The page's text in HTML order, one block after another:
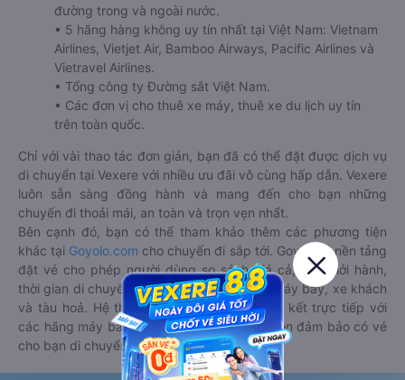
đường trong và ngoài nước.
• 5 hãng hàng không uy tín nhất tại Việt Nam: Vietnam
Airlines, Vietjet Air, Bamboo Airways, Pacific Airlines và
Vietravel Airlines.
• Tổng công ty Đường sắt Việt Nam.
• Các đơn vị cho thuê xe máy, thuê xe du lịch uy tín
trên toàn quốc.
Chỉ với vài thao tác đơn giản, bạn đã có thể đặt được dịch vụ
di chuyển tại Vexere với nhiều ưu đãi vô cùng hấp dẫn. Vexere
luôn sẵn sàng đồng hành và mang đến cho bạn những
chuyến đi thoải mái, an toàn và trọn vẹn nhất.
Bên cạnh đó, bạn có thể tham khảo thêm các phương tiện
khác tại Goyolo.com cho chuyến đi sắp tới. Goyolo là nền tảng
đặt vé cho phép người dùng so sánh giá cả, giờ khởi hành,
thời gian di chuyển của nhiều phương tiện máy bay, xe khách
và tàu hoả. Hệ thống của Goyolo được liên kết trực tiếp với
các hãng máy bay, xe khách và tàu hoả, luôn đảm bảo có vé
cho bạn di chuyển.